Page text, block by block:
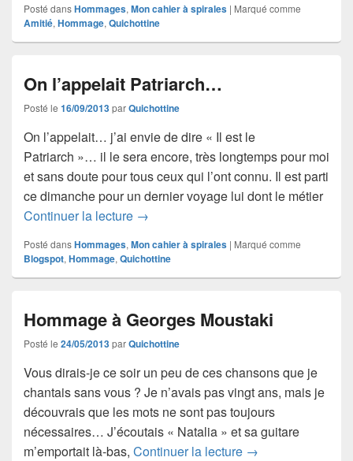
Posté dansHommages, Mon cahier à spirales | Marqué comme
Amitié, Hommage, Quichottine
On l’appelait Patriarch…
Posté le 16/09/2013parQuichottine
On l’appelait… j’ai envie de dire « Il est le
Patriarch »… il le sera encore, très longtemps pour moi
et sans doute pour tous ceux qui l’ont connu. Il est parti
ce dimanche pour un dernier voyage lui dont le métier
Continuer la lecture On l’appelait Patriarch…
→
Posté dansHommages, Mon cahier à spirales | Marqué comme
Blogspot, Hommage, Quichottine
Hommage à Georges Moustaki
Posté le 24/05/2013parQuichottine
Vous dirais-je ce soir un peu de ces chansons que je
chantais sans vous ? Je n’avais pas vingt ans, mais je
découvrais que les mots ne sont pas toujours
nécessaires… J’écoutais « Natalia » et sa guitare
m’emportait là-bas, Continuer la lecture Hommage à
→